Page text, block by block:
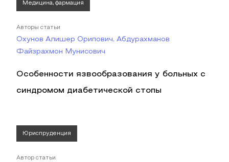
Медицина, фармация
Авторы статьи
Охунов Алишер Орипович, Абдурахманов
Файзрахмон Мунисович
Особенности язвообразования у больных с
синдромом диабетической стопы
Юриспруденция
Автор статьи